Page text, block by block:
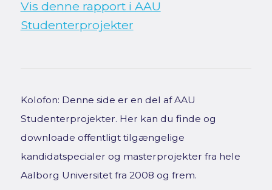
Vis denne rapport i AAU
Studenterprojekter
Kolofon: Denne side er en del af AAU
Studenterprojekter. Her kan du finde og
downloade offentligt tilgængelige
kandidatspecialer og masterprojekter fra hele
Aalborg Universitet fra 2008 og frem.